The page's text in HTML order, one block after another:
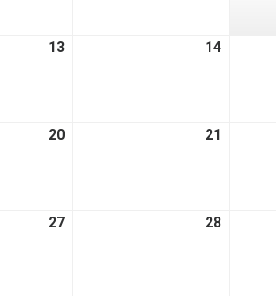
13 14
20 21
27 28